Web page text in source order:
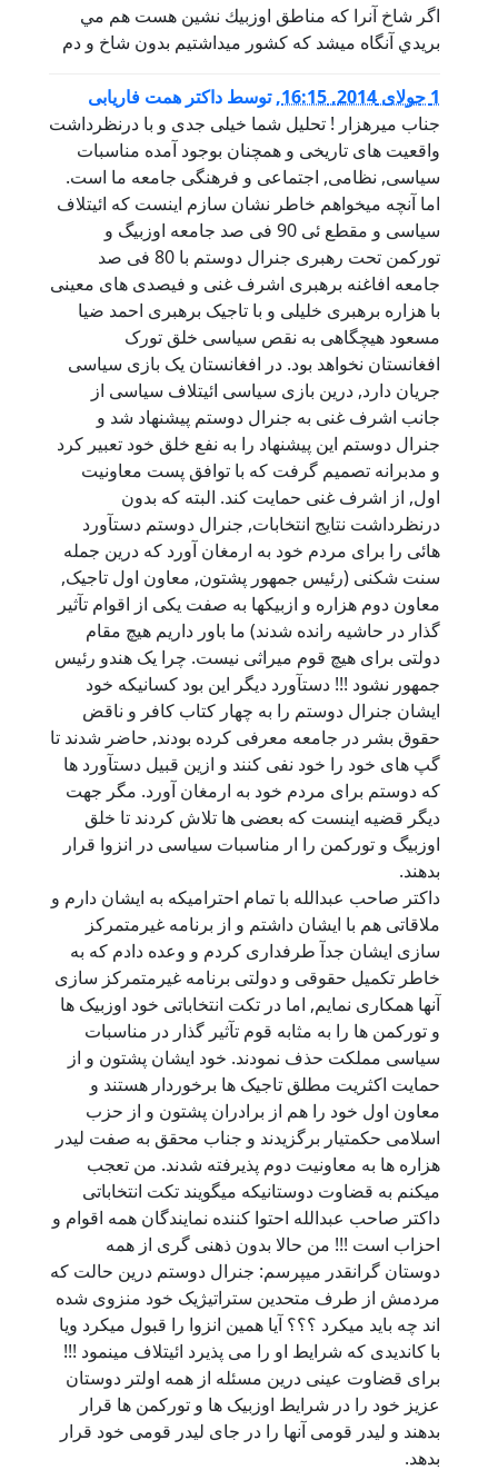
اگر شاخ آنرا كه مناطق اوزبيك نشين هست هم مي
بريدي آنگاه ميشد كه كشور ميداشتيم بدون شاخ و دم
1 جولای 2014, 16:15 ,توسط داکتر همت فاریابی
جناب میرهزار ! تحلیل شما خیلی جدی و با درنظرداشت
واقعیت های تاریخی و همچنان بوجود آمده مناسبات
سیاسی, نظامی, اجتماعی و فرهنگی جامعه ما است.
اما آنچه میخواهم خاطر نشان سازم اینست که ائیتلاف
سیاسی و مقطع ئی 90 فی صد جامعه اوزبیگ و
تورکمن تحت رهبری جنرال دوستم با 80 فی صد
جامعه افاغنه برهبری اشرف غنی و فیصدی های معینی
با هزاره برهبری خلیلی و با تاجیک برهبری احمد ضیا
مسعود هیچگاهی به نقص سیاسی خلق تورک
افغانستان نخواهد بود. در افغانستان یک بازی سیاسی
جریان دارد, درین بازی سیاسی ائیتلاف سیاسی از
جانب اشرف غنی به جنرال دوستم پیشنهاد شد و
جنرال دوستم این پیشنهاد را به نفع خلق خود تعبیر کرد
و مدبرانه تصمیم گرفت که با توافق پست معاونیت
اول, از اشرف غنی حمایت کند. البته که بدون
درنظرداشت نتایج انتخابات, جنرال دوستم دستآورد
هائی را برای مردم خود به ارمغان آورد که درین جمله
سنت شکنی (رئیس جمهور پشتون, معاون اول تاجیک,
معاون دوم هزاره و ازبیکها به صفت یکی از اقوام تآثیر
گذار در حاشیه رانده شدند) ما باور داریم هیچ مقام
دولتی برای هیچ قوم میراثی نیست. چرا یک هندو رئیس
جمهور نشود !!! دستآورد دیگر این بود کسانیکه خود
ایشان جنرال دوستم را به چهار کتاب کافر و ناقض
حقوق بشر در جامعه معرفی کرده بودند, حاضر شدند تا
گپ های خود را خود نفی کنند و ازین قبیل دستآورد ها
که دوستم برای مردم خود به ارمغان آورد. مگر جهت
دیگر قضیه اینست که بعضی ها تلاش کردند تا خلق
اوزبیگ و تورکمن را ار مناسبات سیاسی در انزوا قرار
بدهند.
داکتر صاحب عبدالله با تمام احترامیکه به ایشان دارم و
ملاقاتی هم با ایشان داشتم و از برنامه غیرمتمرکز
سازی ایشان جدآ طرفداری کردم و وعده دادم که به
خاطر تکمیل حقوقی و دولتی برنامه غیرمتمرکز سازی
آنها همکاری نمایم, اما در تکت انتخاباتی خود اوزبیک ها
و تورکمن ها را به مثابه قوم تآثیر گذار در مناسبات
سیاسی مملکت حذف نمودند. خود ایشان پشتون و از
حمایت اکثریت مطلق تاجیک ها برخوردار هستند و
معاون اول خود را هم از برادران پشتون و از حزب
اسلامی حکمتیار برگزیدند و جناب محقق به صفت لیدر
هزاره ها به معاونیت دوم پذیرفته شدند. من تعجب
میکنم به قضاوت دوستانیکه میگویند تکت انتخاباتی
داکتر صاحب عبدالله احتوا کننده نمایندگان همه اقوام و
احزاب است !!! من حالا بدون ذهنی گری از همه
دوستان گرانقدر میپرسم: جنرال دوستم درین حالت که
مردمش از طرف متحدین ستراتیژیک خود منزوی شده
اند چه باید میکرد ؟؟؟ آیا همین انزوا را قبول میکرد ویا
با کاندیدی که شرایط او را می پذیرد ائیتلاف مینمود !!!
برای قضاوت عینی درین مسئله از همه اولتر دوستان
عزیز خود را در شرایط اوزبیک ها و تورکمن ها قرار
بدهند و لیدر قومی آنها را در جای لیدر قومی خود قرار
بدهد.